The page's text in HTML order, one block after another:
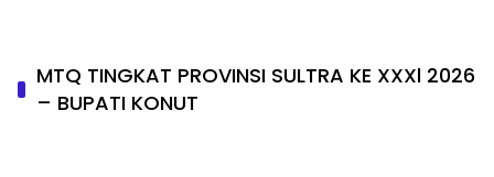
MTQ TINGKAT PROVINSI SULTRA KE XXXl 2026
– BUPATI KONUT